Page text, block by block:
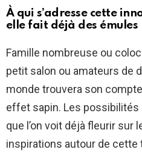
À qui s’adresse cette
elle fait déjà des émules
Famille nombreuse ou
petit salon ou amateurs de
monde trouvera son
effet sapin. Les
que l’on voit déjà fleurir sur
inspirations autour de cette